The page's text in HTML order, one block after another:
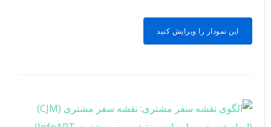
این نمودار را ویرایش کنید